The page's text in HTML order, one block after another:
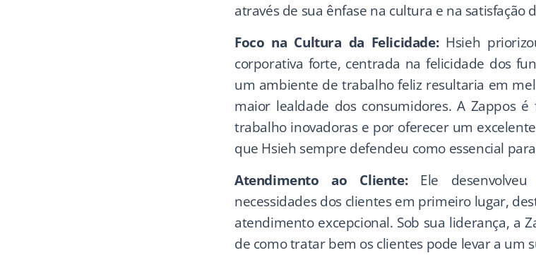
através de sua ênfase na cultura e na satisfação
Foco na Cultura da Felicidade:Hsieh
corporativa forte, centrada na felicidade dos
um ambiente de trabalho feliz resultaria em
maior lealdade dos consumidores. A Zappos
trabalho inovadoras e por oferecer um
que Hsieh sempre defendeu como essencial
Atendimento ao Cliente: Ele
necessidades dos clientes em primeiro lugar,
atendimento excepcional. Sob sua liderança, a
de como tratar bem os clientes pode levar a um